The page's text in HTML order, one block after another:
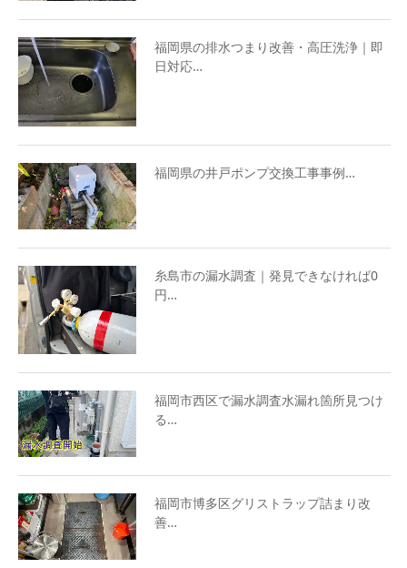
福岡県の排水つまり改善・高圧洗浄｜即
日対応…
福岡県の井戸ポンプ交換工事事例…
糸島市の漏水調査｜発見できなければ0
円…
福岡市西区で漏水調査水漏れ箇所見つけ
る…
福岡市博多区グリストラップ詰まり改
善…